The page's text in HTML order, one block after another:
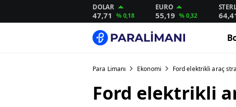
DOLAR
47,71 % 0,18
EURO
55,19 % 0,32
Para Limanı Ekonomi Ford elektrikli araç
Ford elektrikli